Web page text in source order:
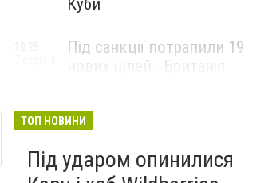
Куби
Під санкції потрапили 19
нових цілей . Британія
ТОП НОВИНИ
Під ударом опинилися